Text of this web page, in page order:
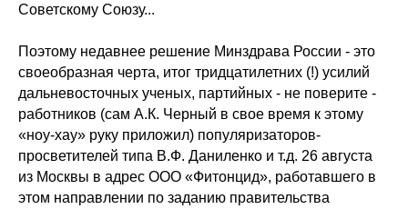
Советскому Союзу...
Поэтому недавнее решение Минздрава России - это
своеобразная черта, итог тридцатилетних (!) усилий
дальневосточных ученых, партийных - не поверите -
работников (сам А.К. Черный в свое время к этому
«ноу-хау» руку приложил) популяризаторов-
просветителей типа В.Ф. Даниленко и т.д. 26 августа
из Москвы в адрес ООО «Фитонцид», работавшего в
этом направлении по заданию правительства